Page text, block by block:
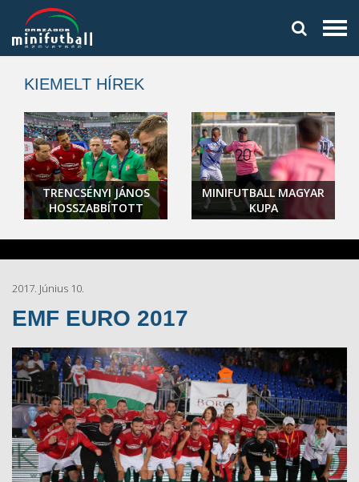
KIEMELT HÍREK
TRENCSÉNYI JÁNOS
HOSSZABBÍTOTT
MINIFUTBALL MAGYAR
KUPA
2017. Június 10.
EMF EURO 2017